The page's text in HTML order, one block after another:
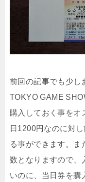
前回の記事でも少し
TOKYO GAME
購入しておく事をオ
日1200円なのに対
る事ができます。
数となりますので、
いのに、当日券を購